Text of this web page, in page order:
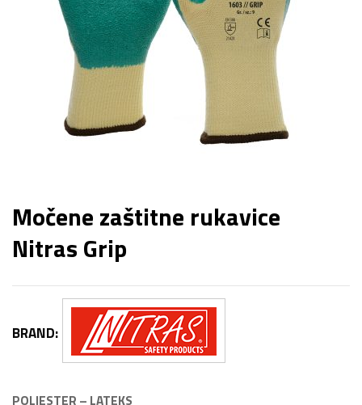
Močene zaštitne rukavice
Nitras Grip
BRAND:
POLIESTER – LATEKS